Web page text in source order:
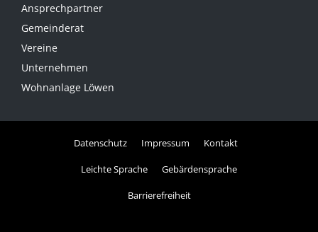
Ansprechpartner
Gemeinderat
Vereine
Unternehmen
Wohnanlage Löwen
Datenschutz Impressum Kontakt
Leichte Sprache Gebärdensprache
Barrierefreiheit